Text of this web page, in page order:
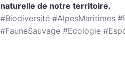
naturelle de notre territoire.
#Biodiversité #AlpesMaritimes
#FauneSauvage #Ecologie